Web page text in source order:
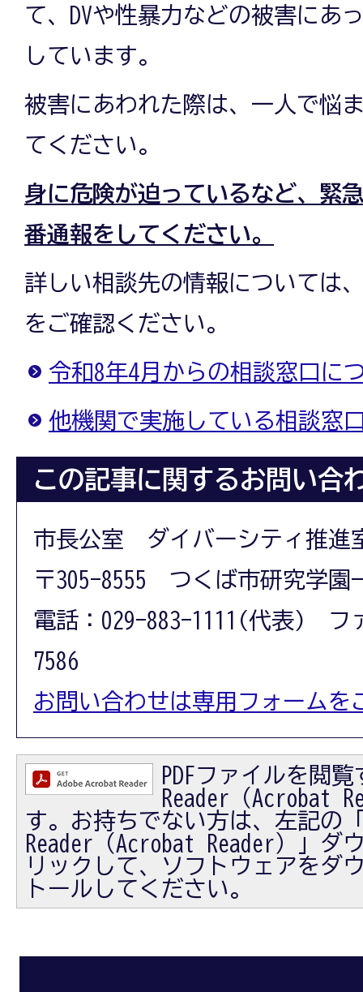
て、DVや性暴力などの被害にあ
しています。
被害にあわれた際は、一人で悩
てください。
身に危険が迫っているなど、緊
番通報をしてください。
詳しい相談先の情報については
をご確認ください。
令和8年4月からの相談窓口に
他機関で実施している相談窓
この記事に関するお問い合
市長公室 ダイバーシティ推進
〒305-8555 つくば市研究学園
電話：029-883-1111(代表) フ
7586
お問い合わせは専用フォームを
PDFファイルを閲
Reader（Acrobat
す。お持ちでない方は、左記の
Reader（Acrobat Reader）」ダ
リックして、ソフトウェアをダ
トールしてください。